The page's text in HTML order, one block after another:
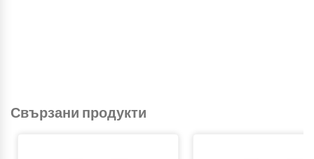
Свързани продукти